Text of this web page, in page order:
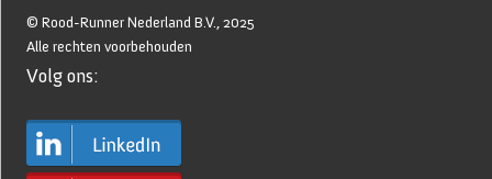
Productportfolio
© Rood-Runner Nederland B.V., 2025
Alle rechten voorbehouden
Volg ons: